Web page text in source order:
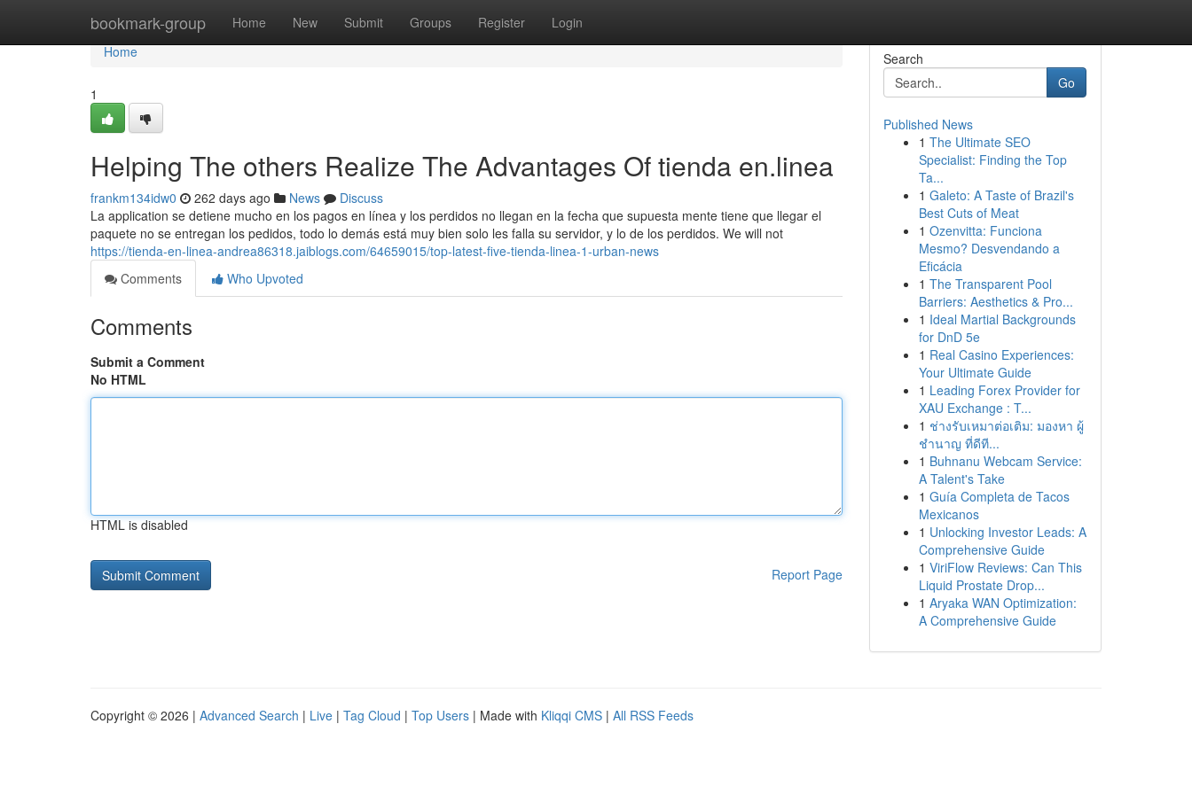
bookmark-group Home New Submit Groups Register Login
Home
Home
1
Helping The others Realize The Advantages Of tienda en.linea
frankm134idw0 262 days ago News
Discuss
La application se detiene mucho en los pagos en línea y los perdidos no llegan en la fecha que supuesta mente tiene que llegar el
paquete no se entregan los pedidos, todo lo demás está muy bien solo les falla su servidor, y lo de los perdidos. We will not
https://tienda-en-linea-andrea86318.jaiblogs.com/64659015/top-latest-five-tienda-linea-1-urban-news
Comments
Who Upvoted
Comments
Submit a Comment
No HTML
HTML is disabled
Report Page
Search
Go
Published News
1 The Ultimate SEO
Specialist: Finding the Top
Ta...
1 Galeto: A Taste of Brazil's
Best Cuts of Meat
1 Ozenvitta: Funciona
Mesmo? Desvendando a
Eficácia
1 The Transparent Pool
Barriers: Aesthetics & Pro...
1 Ideal Martial Backgrounds
for DnD 5e
1 Real Casino Experiences:
Your Ultimate Guide
1 Leading Forex Provider for
XAU Exchange : T...
1 ช่างรับเหมาต่อเติม: มองหา ผู้
ชำนาญ ที่ดีที...
1 Buhnanu Webcam Service:
A Talent's Take
1 Guía Completa de Tacos
Mexicanos
1 Unlocking Investor Leads: A
Comprehensive Guide
1 ViriFlow Reviews: Can This
Liquid Prostate Drop...
1 Aryaka WAN Optimization:
A Comprehensive Guide
Copyright © 2026 | Advanced Search | Live | Tag Cloud | Top Users | Made with Kliqqi CMS | All RSS Feeds